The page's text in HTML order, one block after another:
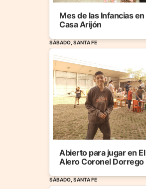
Mes de las Infancias en
Casa Arijón
SÁBADO, SANTA FE
Abierto para jugar en El
Alero Coronel Dorrego
SÁBADO, SANTA FE